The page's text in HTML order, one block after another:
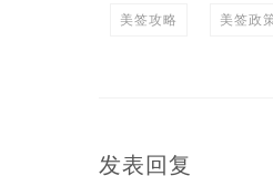
美签攻略 美签政
发表回复